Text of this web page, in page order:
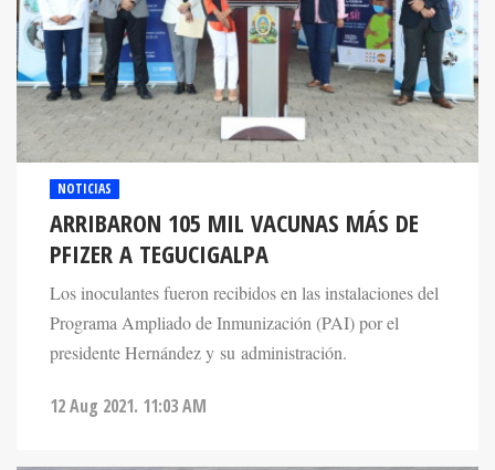
NOTICIAS
ARRIBARON 105 MIL VACUNAS MÁS DE
PFIZER A TEGUCIGALPA
Los inoculantes fueron recibidos en las instalaciones del
Programa Ampliado de Inmunización (PAI) por el
presidente Hernández y su administración.
12 Aug 2021. 11:03 AM